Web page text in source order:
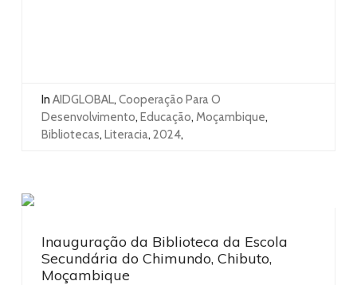
In AIDGLOBAL, Cooperação Para O
Desenvolvimento, Educação, Moçambique,
Bibliotecas, Literacia, 2024,
Inauguração da Biblioteca da Escola
Secundária do Chimundo, Chibuto,
Moçambique